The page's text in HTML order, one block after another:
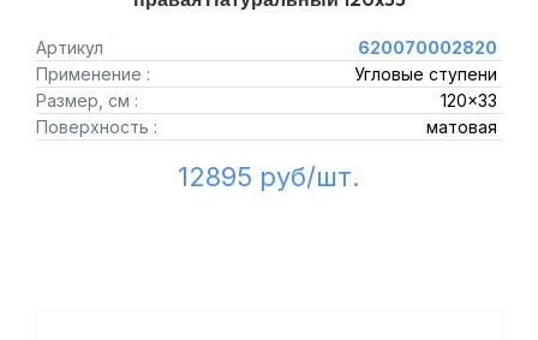
Артикул
620070002820
Применение :
Угловые ступени
Размер, см :
120x33
Поверхность :
матовая
12895 руб/шт.